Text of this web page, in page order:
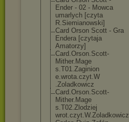
Ender - 02 - Mowca
umarlych [czyta
R.Siemianowski]
Card Orson Scott - Gra
Endera [czytaja
Amatorzy]
Card.Orson.Scott-
Mither.Mage
s.T01.Zaginion
e.wrota.czyt.W
.Zoladkowicz
Card.Orson.Scott-
Mither.Mage
s.T02.Zlodziej
wrot.czyt.W.Zo ladkowicz